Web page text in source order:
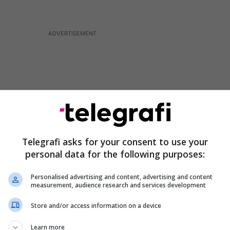
trotuar, përpara se të përplasej me shpejtësi
dhe të rrotullohej së bashku me veturën e saj,
Telegrafi asks for your consent to use your
personal data for the following purposes:
Personalised advertising and content, advertising and content
measurement, audience research and services development
Store and/or access information on a device
Learn more